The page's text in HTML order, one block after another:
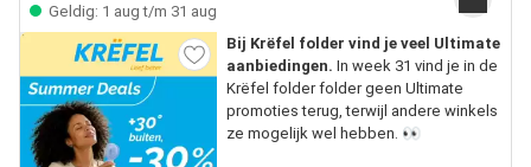
Geldig: 1 aug t/m 31 aug
Bij Krëfel folder vind je veel Ultimate
aanbiedingen. In week 31 vind je in de
Krëfel folder folder geen Ultimate
promoties terug, terwijl andere winkels
ze mogelijk wel hebben. 👀